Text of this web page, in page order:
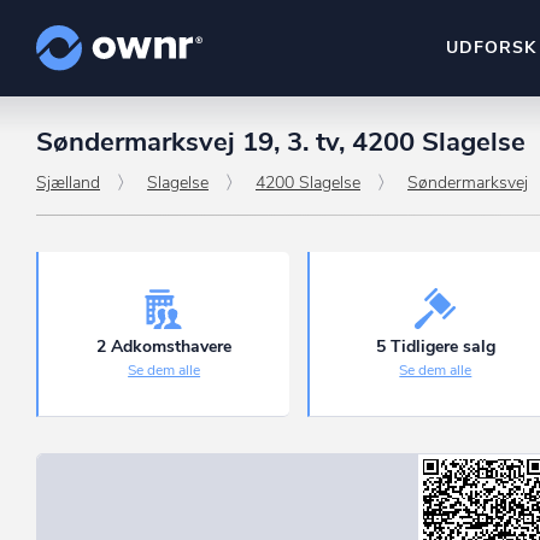
UDFORSK
ownr Insights
Hold dig opdateret og
ownr Pipeline
Sæt strøm til dit nysalg
Identificer salgsklare
Søndermarksvej 19, 3. tv, 4200 Slagelse
Sjælland Slagelse 4200 Slagelse Søndermarksvej
2 Adkomsthavere
Se dem alle
5 Tidligere salg
Se dem alle